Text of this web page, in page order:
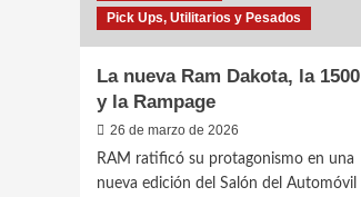
Pick Ups, Utilitarios y Pesados
La nueva Ram Dakota, la 1500
y la Rampage
26 de marzo de 2026
RAM ratificó su protagonismo en una
nueva edición del Salón del Automóvil